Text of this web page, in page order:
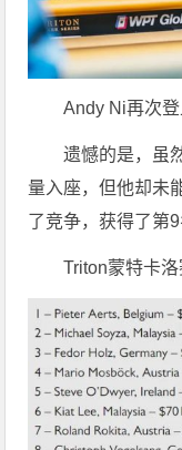
Andy Ni再次登
遗憾的是，虽
量入座，但他却未
了竞争，获得了第9
Triton蒙特卡洛